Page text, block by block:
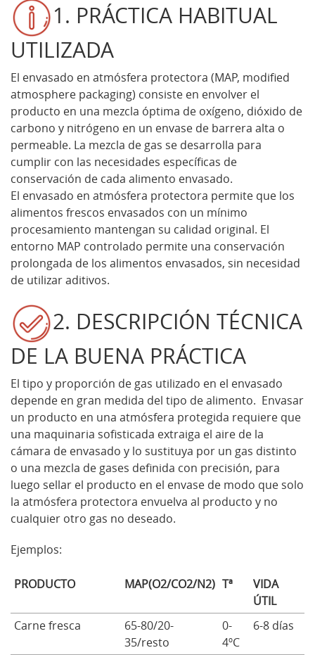
1. PRÁCTICA HABITUAL
UTILIZADA
El envasado en atmósfera protectora (MAP, modified
atmosphere packaging) consiste en envolver el
producto en una mezcla óptima de oxígeno, dióxido de
carbono y nitrógeno en un envase de barrera alta o
permeable. La mezcla de gas se desarrolla para
cumplir con las necesidades específicas de
conservación de cada alimento envasado.
El envasado en atmósfera protectora permite que los
alimentos frescos envasados con un mínimo
procesamiento mantengan su calidad original. El
entorno MAP controlado permite una conservación
prolongada de los alimentos envasados, sin necesidad
de utilizar aditivos.
2. DESCRIPCIÓN TÉCNICA
DE LA BUENA PRÁCTICA
El tipo y proporción de gas utilizado en el envasado
depende en gran medida del tipo de alimento. Envasar
un producto en una atmósfera protegida requiere que
una maquinaria sofisticada extraiga el aire de la
cámara de envasado y lo sustituya por un gas distinto
o una mezcla de gases definida con precisión, para
luego sellar el producto en el envase de modo que solo
la atmósfera protectora envuelva al producto y no
cualquier otro gas no deseado.
Ejemplos:
PRODUCTO MAP(O2/CO2/N2) Tª
VIDA
ÚTIL
Carne fresca
65-80/20-
35/resto
0-
4ºC
6-8 días